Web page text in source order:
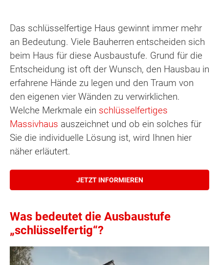
Das schlüsselfertige Haus gewinnt immer mehr
an Bedeutung. Viele Bauherren entscheiden sich
beim Haus für diese Ausbaustufe. Grund für die
Entscheidung ist oft der Wunsch, den Hausbau in
erfahrene Hände zu legen und den Traum von
den eigenen vier Wänden zu verwirklichen.
Welche Merkmale ein schlüsselfertiges
Massivhaus auszeichnet und ob ein solches für
Sie die individuelle Lösung ist, wird Ihnen hier
näher erläutert.
JETZT INFORMIEREN
Was bedeutet die Ausbaustufe
„schlüsselfertig“?